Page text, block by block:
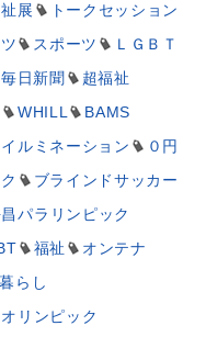
展
トークセッション
スポーツ
ＬＧＢＴ
毎日新聞
超福祉
WHILL
BAMS
イルミネーション
０円
ブラインドサッカー
パラリンピック
福祉
オンテナ
らし
オリンピック